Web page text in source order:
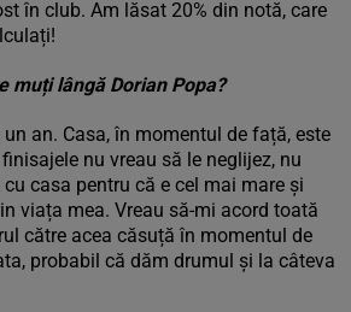
în club. Am lăsat 20% din notă, care
muți lângă Dorian Popa?
un an. Casa, în momentul de față, este
nu vreau să le neglijez, nu
casa pentru că e cel mai mare și
viața mea. Vreau să-mi acord toată
către acea căsuță în momentul de
probabil că dăm drumul și la câteva